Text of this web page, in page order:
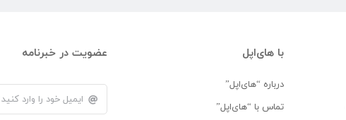
با های‌اپل
درباره “های‌اپل”
تماس با “های‌اپل”
عضویت در خبرنامه